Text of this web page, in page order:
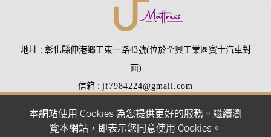
本網站使用 Cookies 為您提供更好的服務。繼續瀏
覽本網站，即表示您同意使用 Cookies。
地址
彰化縣伸港鄉工東一路43號(位於全興工業區賓士汽車對
面)
信箱
jf7984224@gmail.com
傳真
(04)7977407